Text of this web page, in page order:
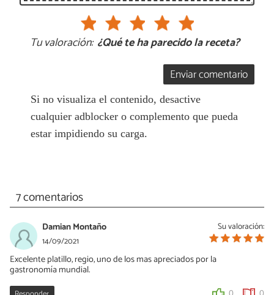
Tu valoración: ¿Qué te ha parecido la receta?
Enviar comentario
Si no visualiza el contenido, desactive
cualquier adblocker o complemento que pueda
estar impidiendo su carga.
7 comentarios
Su valoración:
Damian Montaño
14/09/2021
Excelente platillo, regio, uno de los mas apreciados por la
gastronomía mundial.